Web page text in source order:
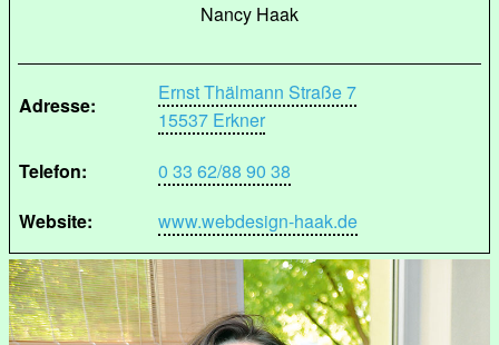
Nancy Haak
Adresse:
Ernst Thälmann Straße 7
15537 Erkner
Telefon:
0 33 62/88 90 38
Website:
www.webdesign-haak.de